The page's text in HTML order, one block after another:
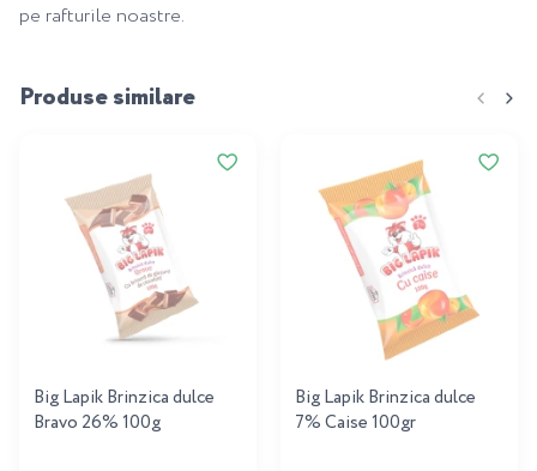
pe rafturile noastre.
Produse similare
Big Lapik Brinzica dulce
Bravo 26% 100g
Big Lapik Brinzica dulce
7% Caise 100gr